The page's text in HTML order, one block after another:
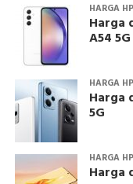
HARGA HP
Harga
A54 5G
HARGA HP
Harga
5G
HARGA HP
Harga